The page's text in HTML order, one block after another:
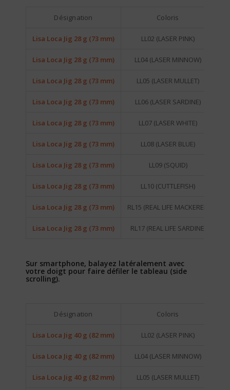
Désignation Coloris
Lisa Loca Jig 28 g (73 mm) LL02 (LASER PINK)
Lisa Loca Jig 28 g (73 mm) LL04 (LASER MINNOW)
Lisa Loca Jig 28 g (73 mm) LL05 (LASER MULLET)
Lisa Loca Jig 28 g (73 mm) LL06 (LASER SARDINE)
Lisa Loca Jig 28 g (73 mm) LL07 (LASER WHITE)
Lisa Loca Jig 28 g (73 mm) LL08 (LASER BLUE)
Lisa Loca Jig 28 g (73 mm) LL09 (SQUID)
Lisa Loca Jig 28 g (73 mm) LL10 (CUTTLEFISH)
Lisa Loca Jig 28 g (73 mm) RL15 (REAL LIFE MACKEREL)
Lisa Loca Jig 28 g (73 mm) RL17 (REAL LIFE SARDINE)
Sur smartphone, balayez latéralement avec
votre doigt pour faire défiler le tableau (side
scrolling).
Désignation Coloris
Lisa Loca Jig 40 g (82 mm) LL02 (LASER PINK)
Lisa Loca Jig 40 g (82 mm) LL04 (LASER MINNOW)
Lisa Loca Jig 40 g (82 mm) LL05 (LASER MULLET)